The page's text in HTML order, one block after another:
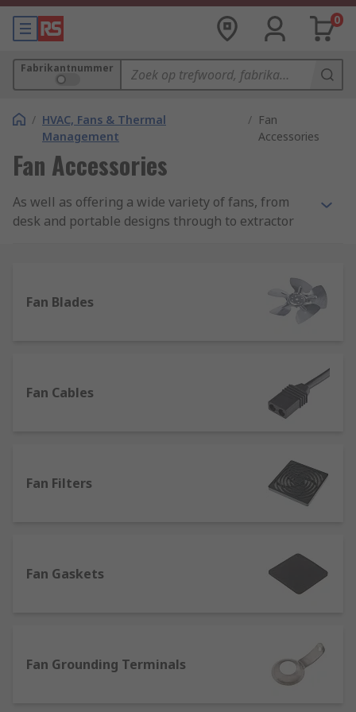
0
Fabrikantnummer
/ HVAC, Fans & Thermal
Management
/ Fan
Accessories
Fan Accessories
As well as offering a wide variety of fans, from
desk and portable designs through to extractor
Choose from hundreds of items in our range,
replacement parts to find the best solution for all
types of fans, including the ones in our range:
Centrifugal
Extractor
Fan Blades
Fan Cables
Fan Filters
Fan Gaskets
Fan Grounding Terminals